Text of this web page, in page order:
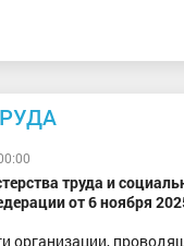
труда и
от 6 ноября
организации,